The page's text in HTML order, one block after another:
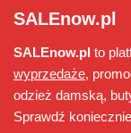
SALEnow.pl
SALEnow.pl to
wyprzedaże,
odzież damską,
Sprawdź